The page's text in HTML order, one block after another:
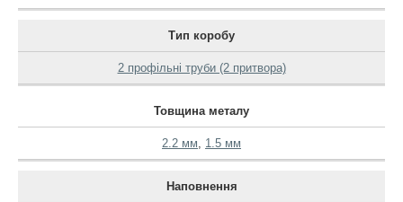
Тип коробу
2 профільні труби (2 притвора)
Товщина металу
2.2 мм 1.5 мм
Наповнення